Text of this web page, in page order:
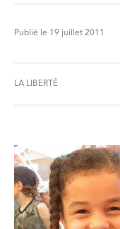
Publié le 19 juillet 2011
LA LIBERTÉ